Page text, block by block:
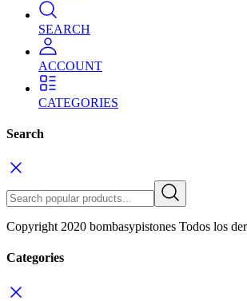
SEARCH
ACCOUNT
CATEGORIES
Search
Copyright 2020 bombasypistones Todos los
Categories